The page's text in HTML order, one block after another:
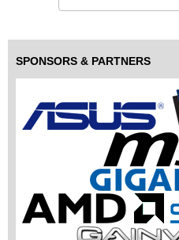
SPONSORS & PARTNERS